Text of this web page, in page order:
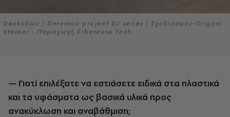
Deckchair | Deremco project DJ series | Σχεδιασμός Origoni
Steiner - Παραγωγή Fibereuse Tech
— Γιατί επιλέξατε να εστιάσετε ειδικά στα πλαστικά
και τα υφάσματα ως βασικά υλικά προς
ανακύκλωση και αναβάθμιση;